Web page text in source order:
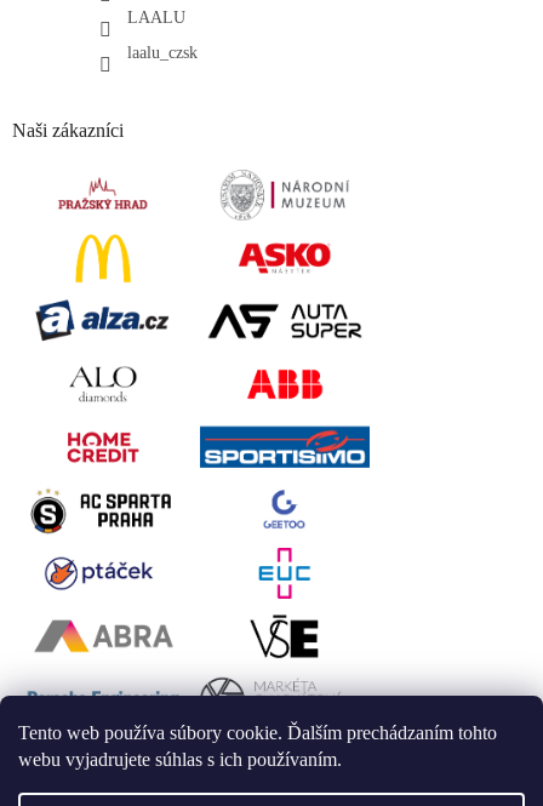
Tento web používa súbory cookie. Ďalším prechádzaním tohto
webu vyjadrujete súhlas s ich používaním.
LAALU
laalu_czsk
Naši zákazníci